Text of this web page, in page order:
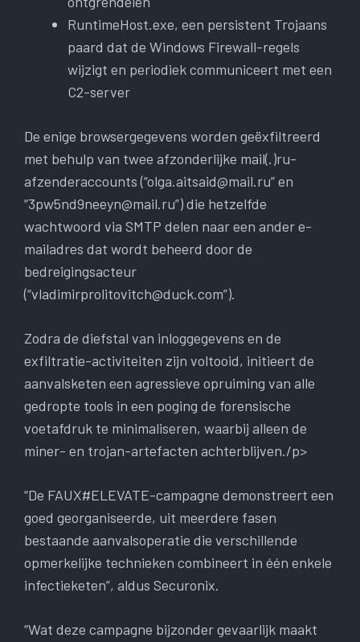
RuntimeHost.exe, een persistent Trojaans
paard dat de Windows Firewall-regels
wijzigt en periodiek communiceert met een
C2-server
De enige browsergegevens worden geëxfiltreerd
met behulp van twee afzonderlijke mail(.)ru-
afzenderaccounts (“olga.aitsaid@mail.ru” en
“3pw5nd9neeyn@mail.ru”) die hetzelfde
wachtwoord via SMTP delen naar een ander e-
mailadres dat wordt beheerd door de
bedreigingsacteur
(“vladimirprolitovitch@duck.com”).
Zodra de diefstal van inloggegevens en de
exfiltratie-activiteiten zijn voltooid, initieert de
aanvalsketen een agressieve opruiming van alle
gedropte tools in een poging de forensische
voetafdruk te minimaliseren, waarbij alleen de
miner- en trojan-artefacten achterblijven./p>
“De FAUX#ELEVATE-campagne demonstreert een
goed georganiseerde, uit meerdere fasen
bestaande aanvalsoperatie die verschillende
opmerkelijke technieken combineert in één enkele
infectieketen”, aldus Securonix.
“Wat deze campagne bijzonder gevaarlijk maakt